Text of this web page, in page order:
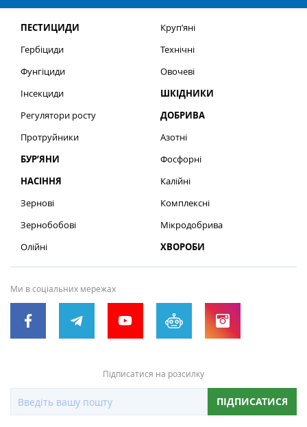
ПЕСТИЦИДИ
Гербіциди
Фунгіциди
Інсекциди
Регулятори росту
Протруйники
БУР’ЯНИ
НАСІННЯ
Зернові
Зернобобові
Олійні
Круп’яні
Технічні
Овочеві
ШКІДНИКИ
ДОБРИВА
Азотні
Фосфорні
Калійні
Комплексні
Мікродобрива
ХВОРОБИ
Ми в соціальних мережах
Підписатися на розсилку
ПІДПИСАТИСЯ